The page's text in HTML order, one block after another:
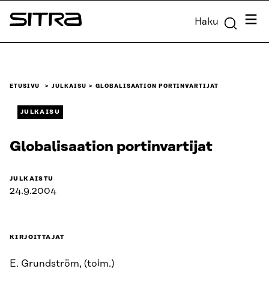
Siirry
suoraan
Sitra Haku
ETUSIVU JULKAISU GLOBALISAATION PORTINVARTIJAT
JULKAISU
Globalisaation portinvartijat
JULKAISTU
24.9.2004
KIRJOITTAJAT
E. Grundström, (toim.)